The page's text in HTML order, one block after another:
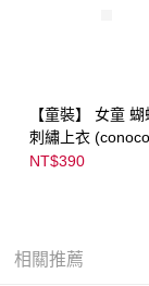
【童裝】 女童
刺繡上衣
NT$390
相關推薦